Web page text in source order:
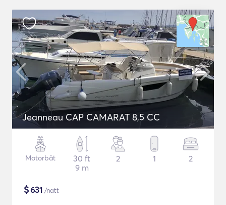
Jeanneau CAP CAMARAT 8,5 CC
Motorbåt
30 ft
9 m
2 1 2
$631 /natt